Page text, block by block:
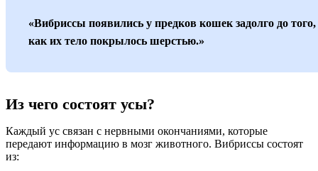
«Вибриссы появились у предков кошек задолго до того,
как их тело покрылось шерстью.»
Из чего состоят усы?
Каждый ус связан с нервными окончаниями, которые
передают информацию в мозг животного. Вибриссы состоят
из: